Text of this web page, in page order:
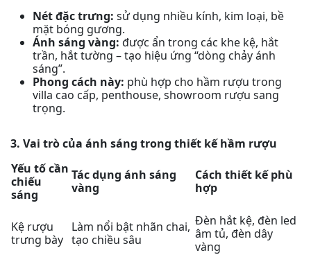
Nét đặc trưng: sử dụng nhiều kính, kim loại, bề
mặt bóng gương.
Ánh sáng vàng: được ẩn trong các khe kệ, hắt
trần, hắt tường – tạo hiệu ứng “dòng chảy ánh
sáng”.
Phong cách này: phù hợp cho hầm rượu trong
villa cao cấp, penthouse, showroom rượu sang
trọng.
3. Vai trò của ánh sáng trong thiết kế hầm rượu
Yếu tố cần
chiếu
sáng
Tác dụng ánh sáng
vàng
Cách thiết kế phù
hợp
Kệ rượu
trưng bày
Làm nổi bật nhãn chai,
tạo chiều sâu
Đèn hắt kệ, đèn led
âm tủ, đèn dây
vàng